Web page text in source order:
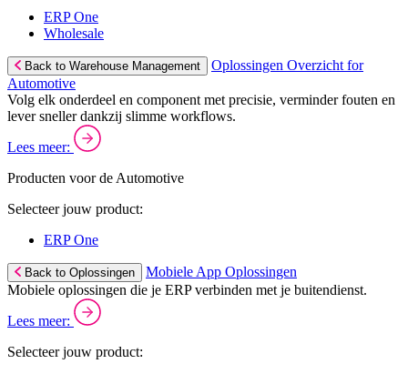
ERP One
Wholesale
Back to Warehouse Management
Oplossingen Overzicht for
Automotive
Volg elk onderdeel en component met precisie, verminder fouten en
lever sneller dankzij slimme workflows.
Lees meer:
Producten voor de Automotive
Selecteer jouw product:
ERP One
Back to Oplossingen
Mobiele App Oplossingen
Mobiele oplossingen die je ERP verbinden met je buitendienst.
Lees meer:
Selecteer jouw product: